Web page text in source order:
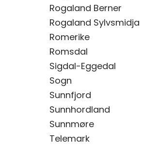
Rogaland Berner
Rogaland Sylvsmidja
Romerike
Romsdal
Sigdal-Eggedal
Sogn
Sunnfjord
Sunnhordland
Sunnmøre
Telemark